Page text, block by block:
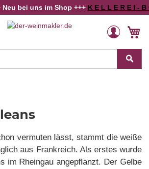
bei uns im Shop +++K E L L E R E I - B O
Veränderung
vermuten lässt, stammt die weiße
aus Frankreich. Als erstes wurde
im Rheingau angepflanzt. Der Gelbe